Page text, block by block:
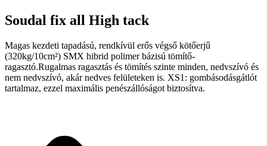
Soudal fix all High tack
Magas kezdeti tapadású, rendkívül erős végső kötőerjű
(320kg/10cm²) SMX hibrid polimer bázisú tömítő-
ragasztó.Rugalmas ragasztás és tömítés szinte minden, nedvszívó és
nem nedvszívó, akár nedves felületeken is. XS1: gombásodásgátlót
tartalmaz, ezzel maximális penészállóságot biztosítva.